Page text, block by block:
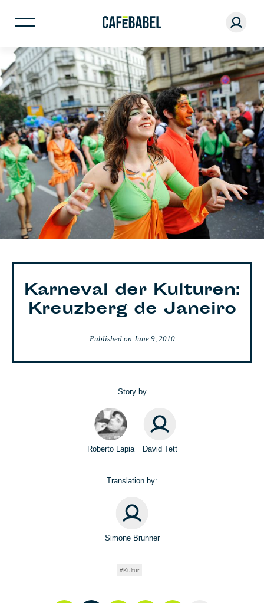
Karneval der Kulturen:
Kreuzberg de Janeiro
Published on June 9, 2010
Story by
Roberto Lapia David Tett
Translation by:
Simone Brunner
Kultur